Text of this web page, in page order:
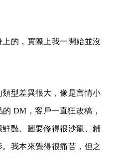
的，實際上我一開始並沒
型差異很大，像是言情小
DM，客戶一直狂改稿，
豔、圖要修得很沙龍、鋪
我本來覺得很痛苦，但之